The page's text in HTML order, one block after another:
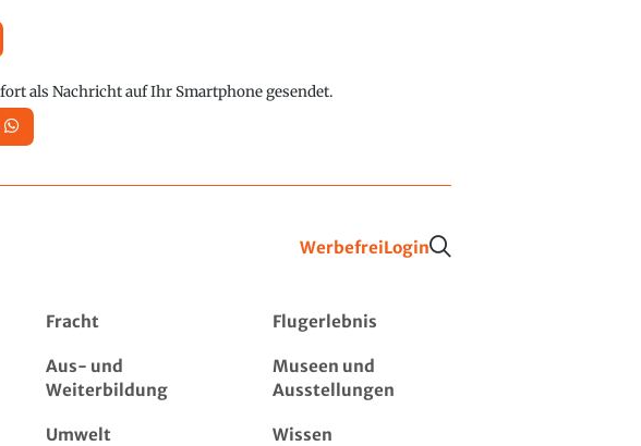
als Nachricht auf Ihr Smartphone gesendet.
WerbefreiLogin
Fracht Flugerlebnis
Aus- und
Weiterbildung
Museen und
Ausstellungen
Umwelt Wissen